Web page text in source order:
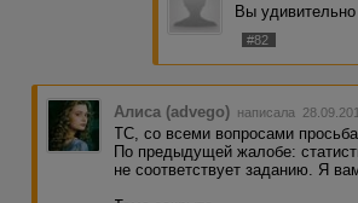
Вы
#82
Алиса (advego) написала
ТС, со всеми вопросами
По предыдущей жалобе:
не соответствует заданию. Я